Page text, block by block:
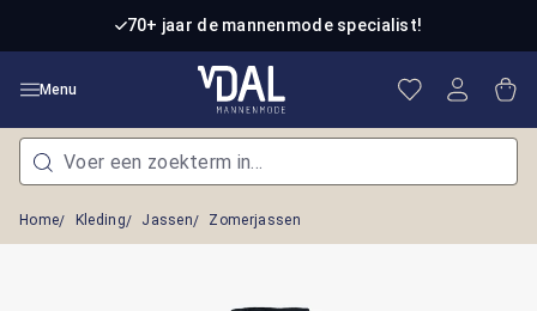
Ga naar de hoofdinhoud70+ jaar de mannenmode specialist!
Menu Je hebt 0
Home Kleding Jassen Zomerjassen